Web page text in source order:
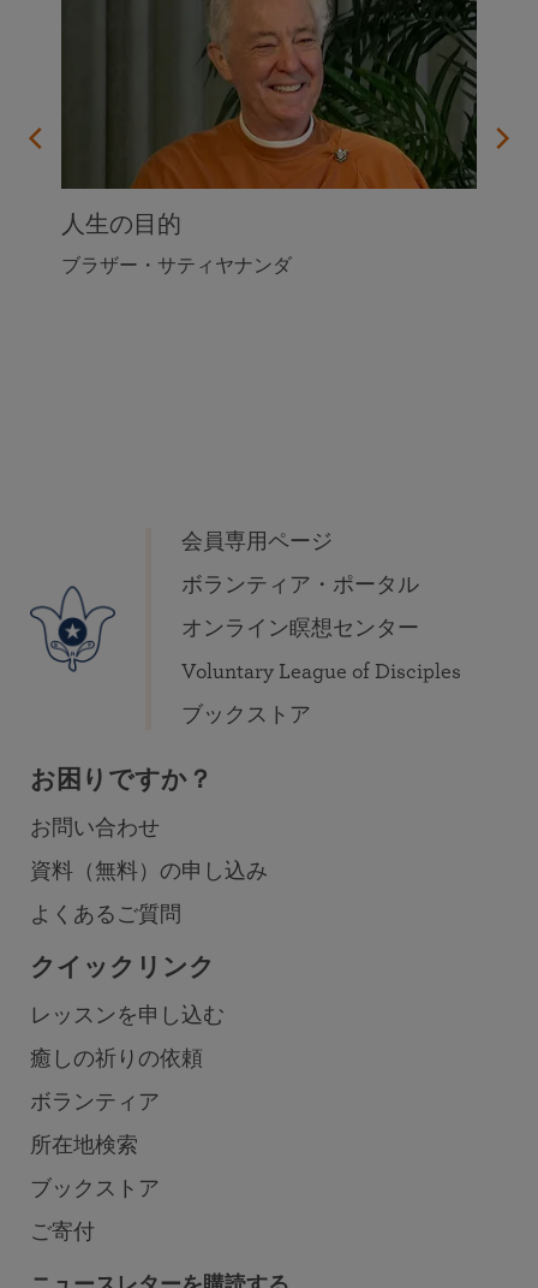
人生の目的
ブラザー・サティヤナンダ
会員専用ページ
ボランティア・ポータル
オンライン瞑想センター
Voluntary League of Disciples
ブックストア
お困りですか？
お問い合わせ
資料（無料）の申し込み
よくあるご質問
クイックリンク
レッスンを申し込む
癒しの祈りの依頼
ボランティア
所在地検索
ブックストア
ご寄付